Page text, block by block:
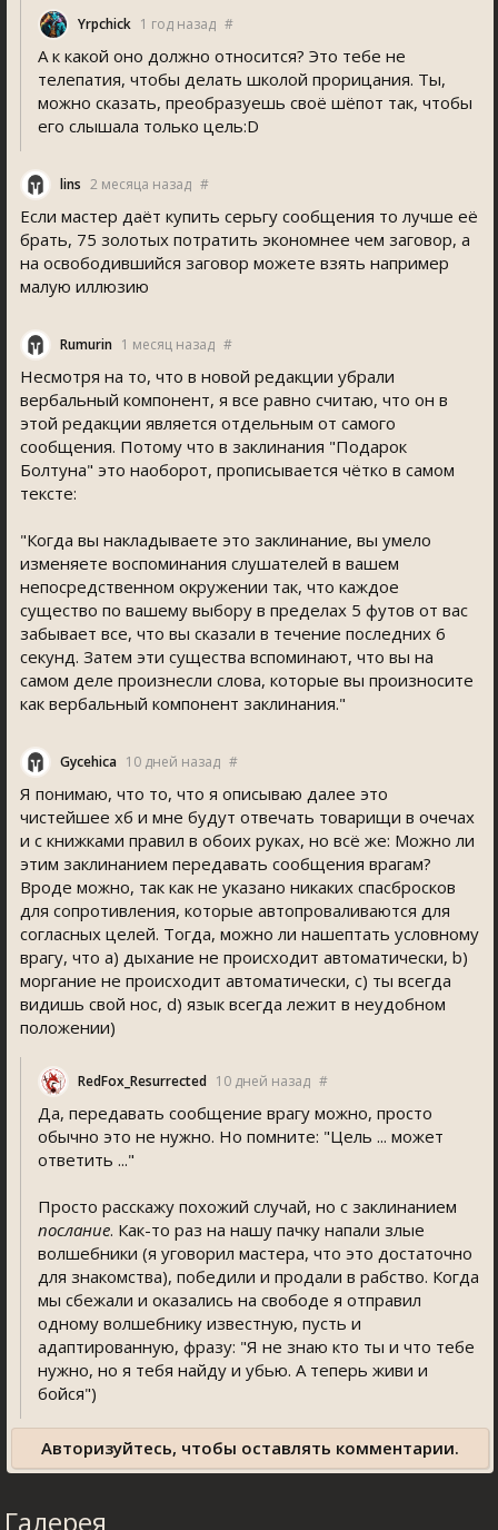
Yrpchick 1 год назад #
А к какой оно должно относится? Это тебе не
телепатия, чтобы делать школой прорицания. Ты,
можно сказать, преобразуешь своё шёпот так, чтобы
его слышала только цель:D
lin 2 месяца назад #
Если мастер даёт купить серьгу сообщения то лучше её
брать, 75 золотых потратить экономнее чем заговор, а
на освободившийся заговор можете взять например
малую иллюзию
Rumurin 1 месяц назад #
Несмотря на то, что в новой редакции убрали
вербальный компонент, я все равно считаю, что он в
этой редакции является отдельным от самого
сообщения. Потому что в заклинания "Подарок
Болтуна" это наоборот, прописывается чётко в самом
тексте:
"Когда вы накладываете это заклинание, вы умело
изменяете воспоминания слушателей в вашем
непосредственном окружении так, что каждое
существо по вашему выбору в пределах 5 футов от вас
забывает все, что вы сказали в течение последних 6
секунд. Затем эти существа вспоминают, что вы на
самом деле произнесли слова, которые вы произносите
как вербальный компонент заклинания."
Gycehica 10 дней назад #
Я понимаю, что то, что я описываю далее это
чистейшее хб и мне будут отвечать товарищи в очечах
и с книжками правил в обоих руках, но всё же: Можно ли
этим заклинанием передавать сообщения врагам?
Вроде можно, так как не указано никаких спасбросков
для сопротивления, которые автопроваливаются для
согласных целей. Тогда, можно ли нашептать условному
врагу, что a) дыхание не происходит автоматически, b)
моргание не происходит автоматически, c) ты всегда
видишь свой нос, d) язык всегда лежит в неудобном
положении)
RedFox_Resurrected 10 дней назад #
Да, передавать сообщение врагу можно, просто
обычно это не нужно. Но помните: "Цель ... может
ответить ..."
Просто расскажу похожий случай, но с заклинанием
послание. Как-то раз на нашу пачку напали злые
волшебники (я уговорил мастера, что это достаточно
для знакомства), победили и продали в рабство. Когда
мы сбежали и оказались на свободе я отправил
одному волшебнику известную, пусть и
адаптированную, фразу: "Я не знаю кто ты и что тебе
нужно, но я тебя найду и убью. А теперь живи и
бойся")
Авторизуйтесь, чтобы оставлять комментарии.
Галерея